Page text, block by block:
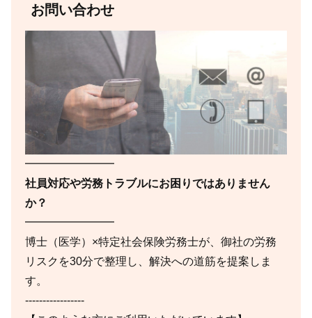
お問い合わせ
━━━━━━━━
社員対応や労務トラブルにお困りではありません
か？
━━━━━━━━
博士（医学）×特定社会保険労務士が、御社の労務
リスクを30分で整理し、解決への道筋を提案しま
す。
-----------------